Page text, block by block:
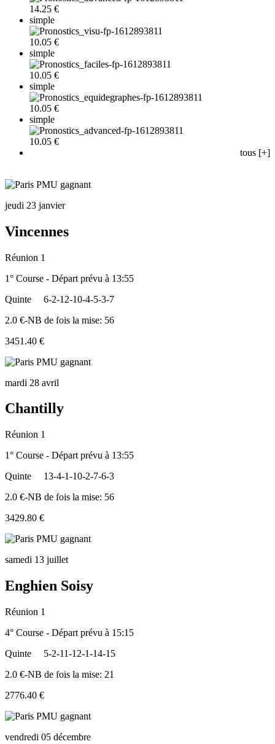
14.25 €
simple
10.05 €
simple
10.05 €
simple
10.05 €
simple
10.05 €
tous [+]
jeudi 23 janvier
Vincennes
Réunion 1
1° Course - Départ prévu à 13:55
Quinte
6-2-12-10-4-5-3-7
2.0 €-NB de fois la mise: 56
3451.40 €
mardi 28 avril
Chantilly
Réunion 1
1° Course - Départ prévu à 13:55
Quinte
13-4-1-10-2-7-6-3
2.0 €-NB de fois la mise: 56
3429.80 €
samedi 13 juillet
Enghien Soisy
Réunion 1
4° Course - Départ prévu à 15:15
Quinte
5-2-11-12-1-14-15
2.0 €-NB de fois la mise: 21
2776.40 €
vendredi 05 décembre